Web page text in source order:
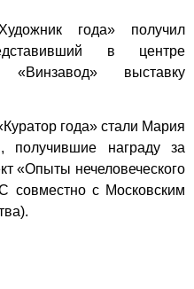
года» получил
в центре
«Винзавод» выставку
года» стали Мария
получившие награду за
«Опыты нечеловеческого
совместно с Московским